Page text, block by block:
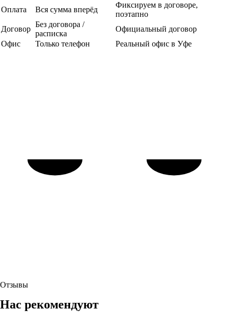
Оплата
Вся сумма вперёд
Фиксируем в договоре,
поэтапно
Договор
Без договора /
расписка
Официальный договор
Офис
Только телефон Реальный офис в Уфе
Отзывы
Нас рекомендуют